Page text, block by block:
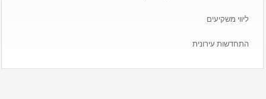
ליווי משקיעים
התחדשות עירונית